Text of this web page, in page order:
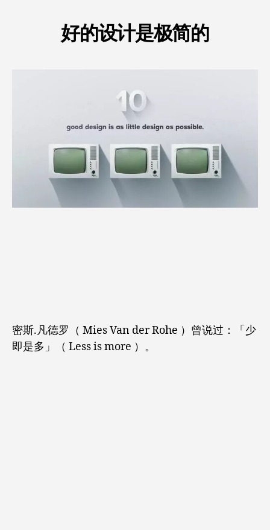
好的设计是极简的
密斯.凡德罗（ Mies Van der Rohe ）曾说过：「少
即是多」（ Less is more ）。